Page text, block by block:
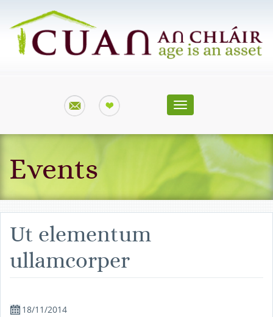
Toggle
navigation
Events
Ut elementum
ullamcorper
18/11/2014